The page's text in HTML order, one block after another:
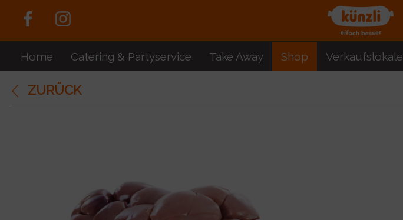
Home Catering & Partyservice Take Away Shop Verkaufslokale
ZURÜCK